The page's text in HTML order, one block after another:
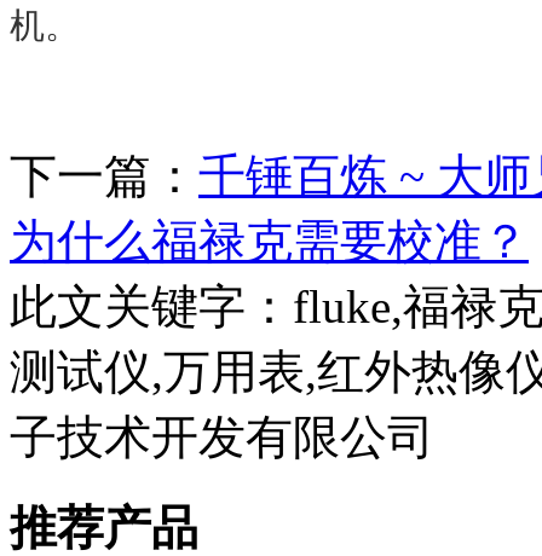
机。
下一篇： 千锤百炼 ~ 大
为什么福禄克需要校准？
此文关键字： fluke,福禄
测试仪,万用表,红外热像
子技术开发有限公司
推荐产品